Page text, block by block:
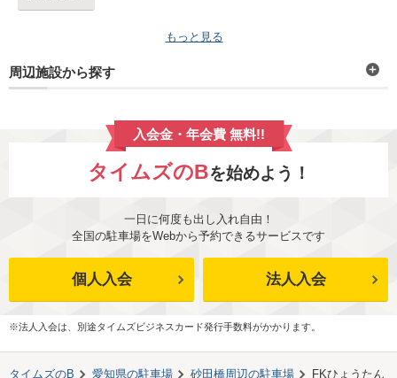
もっと見る
周辺施設から探す
入会金・年会費 無料!!
タイムズのBを始めよう！
一日に何度も出し入れ自由！
全国の駐車場をWebから予約できるサービスです
個人入会 法人入会
※法人入会は、別途タイムズビジネスカード発行手数料がかかります。
タイムズのB 愛知県の駐車場 砂田橋周辺の駐車場 FKひょうたん